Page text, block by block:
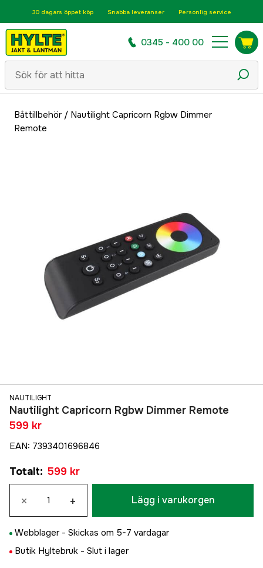
30 dagars öppet köp Snabba leveranser Personlig service
0345 - 400 00
Båttillbehör/ Nautilight Capricorn Rgbw Dimmer
Remote
NAUTILIGHT
Nautilight Capricorn Rgbw Dimmer Remote
599 kr
EAN: 7393401696846
Totalt: 599 kr
× + Lägg i varukorgen
Webblager - Skickas om 5-7 vardagar
Butik Hyltebruk - Slut i lager